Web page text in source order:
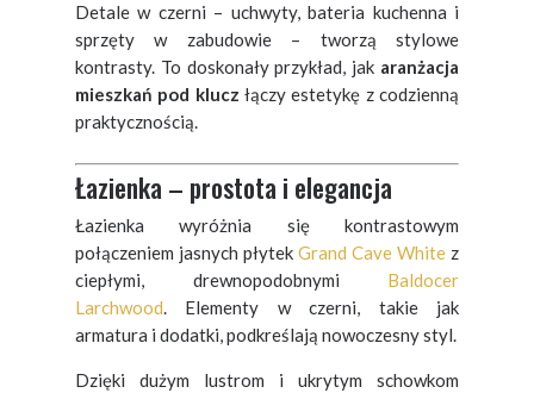
Detale w czerni – uchwyty, bateria kuchenna i
sprzęty w zabudowie – tworzą stylowe
kontrasty. To doskonały przykład, jak aranżacja
mieszkań pod klucz łączy estetykę z codzienną
praktycznością.
Łazienka – prostota i elegancja
Łazienka wyróżnia się kontrastowym
połączeniem jasnych płytek Grand Cave White z
ciepłymi, drewnopodobnymi Baldocer
Larchwood. Elementy w czerni, takie jak
armatura i dodatki, podkreślają nowoczesny styl.
Dzięki dużym lustrom i ukrytym schowkom